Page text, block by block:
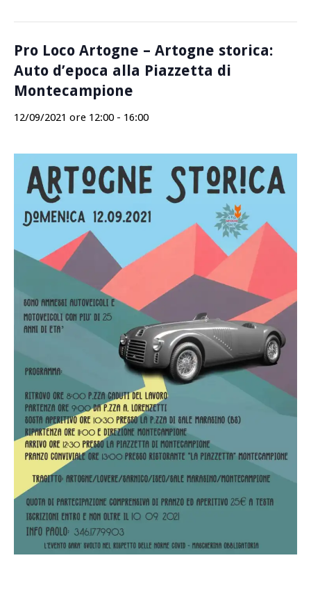
Pro Loco Artogne – Artogne storica:
Auto d’epoca alla Piazzetta di
Montecampione
12/09/2021 ore 12:00 - 16:00